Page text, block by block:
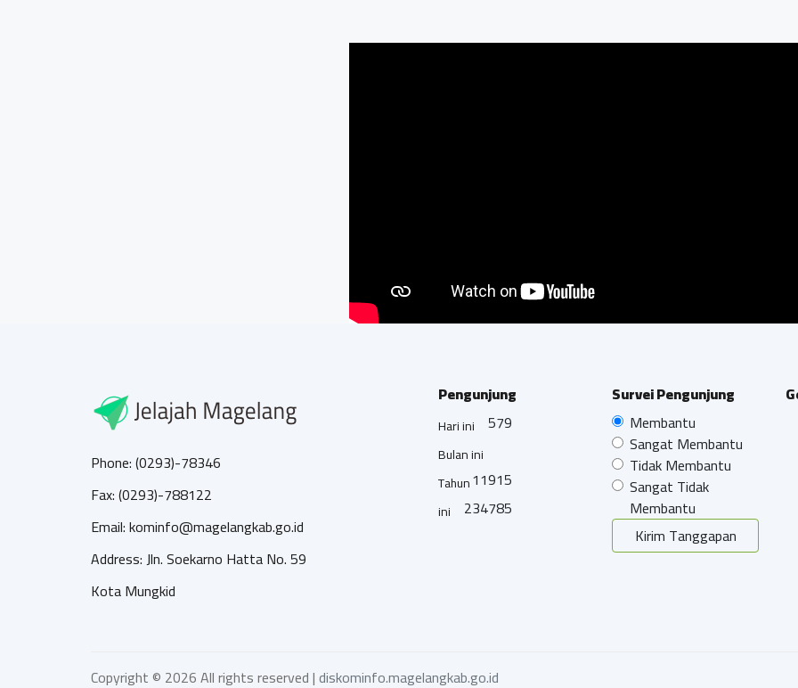
Phone: (0293)-78346
Fax: (0293)-788122
Email: kominfo@magelangkab.go.id
Address: Jln. Soekarno Hatta No. 59
Kota Mungkid
Pengunjung
Hari ini 579
Bulan ini
11915
Tahun
ini
234785
Survei Pengunjung
Membantu
Sangat Membantu
Tidak Membantu
Sangat Tidak
Membantu
Kirim Tanggapan
Copyright © 2026 All rights reserved |diskominfo.magelangkab.go.id